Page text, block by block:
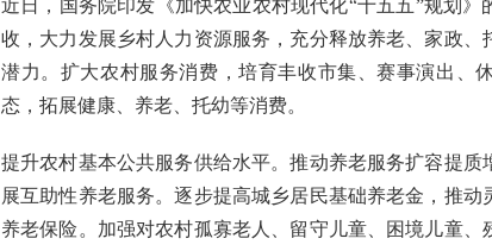
近日，国务院印发《加快农业农村现代化“十五五”规划》
收，大力发展乡村人力资源服务，充分释放养老、家政、
潜力。扩大农村服务消费，培育丰收市集、赛事演出、
态，拓展健康、养老、托幼等消费。
提升农村基本公共服务供给水平。推动养老服务扩容提质
展互助性养老服务。逐步提高城乡居民基础养老金，推动
养老保险。加强对农村孤寡老人、留守儿童、困境儿童